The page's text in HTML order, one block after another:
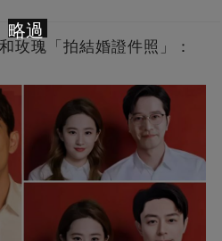
玫瑰「拍結婚證件照」：
略過